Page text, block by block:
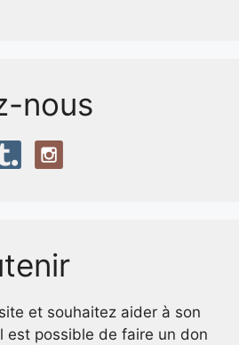
nous
et souhaitez aider à son
est possible de faire un don